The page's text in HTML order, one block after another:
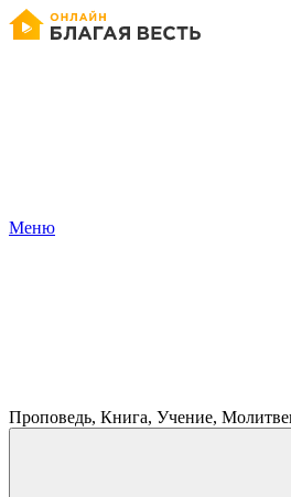
Меню
Проповедь, Книга, Учение,